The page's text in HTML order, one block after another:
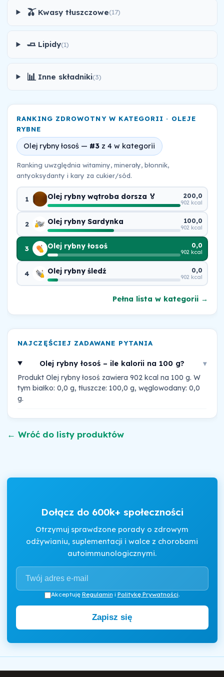
🫒 Kwasy tłuszczowe(17)
🧈 Lipidy(1)
📊 Inne składniki(3)
RANKING ZDROWOTNY W KATEGORII · OLEJE
RYBNE
Olej rybny łosoś — #3 z 4 w kategorii
Ranking uwzględnia witaminy, minerały, błonnik,
antyoksydanty i kary za cukier/sód.
1 Olej rybny wątroba dorsza 🏅 200,0
902 kcal
2 Olej rybny Sardynka 100,0
902 kcal
3 Olej rybny łosoś 0,0
902 kcal
4 Olej rybny śledź 0,0
902 kcal
Pełna lista w kategorii →
NAJCZĘŚCIEJ ZADAWANE PYTANIA
Olej rybny łosoś – ile kalorii na 100 g? ▾
Produkt Olej rybny łosoś zawiera 902 kcal na 100 g. W
tym białko: 0,0 g, tłuszcze: 100,0 g, węglowodany: 0,0
g.
← Wróć do listy produktów
Dołącz do 600k+ społeczności
Otrzymuj sprawdzone porady o zdrowym
odżywianiu, suplementacji i walce z chorobami
autoimmunologicznymi.
Akceptuję Regulamin i Politykę Prywatności.
Zapisz się